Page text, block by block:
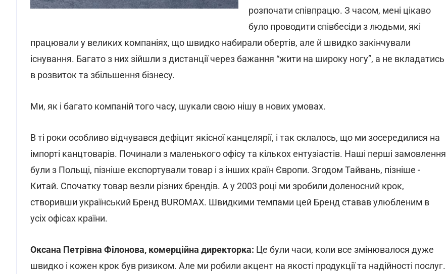
розпочати співпрацю. З часом, мені цікаво
було проводити співбесіди з людьми, які
працювали у великих компаніях, що швидко набирали обертів, але й швидко закінчували
існування. Багато з них зійшли з дистанції через бажання “жити на широку ногу”, а не вкладатись
в розвиток та збільшення бізнесу.
Ми, як і багато компаній того часу, шукали свою нішу в нових умовах.
В ті роки особливо відчувався дефіцит якісної канцелярії, і так склалось, що ми зосередилися на
імпорті канцтоварів. Починали з маленького офісу та кількох ентузіастів. Наші перші замовлення
були з Польщі, пізніше експортували товар і з інших країн Європи. Згодом Тайвань, пізніше -
Китай. Спочатку товар везли різних брендів. А у 2003 році ми зробили доленосний крок,
створивши український Бренд BUROMAX. Швидкими темпами цей Бренд ставав улюбленим в
усіх офісах країни.
Оксана Петрівна Філонова, комерційна директорка: Це були часи, коли все змінювалося дуже
швидко і кожен крок був ризиком. Але ми робили акцент на якості продукції та надійності послуг.